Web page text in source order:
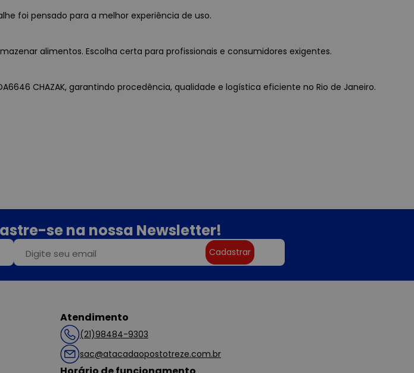
foi pensado para a melhor experiência de uso.
alimentos. Escolha certa para profissionais e consumidores exigentes.
CHAZAK, garantindo procedência, qualidade e logística eficiente no Rio de Janeiro.
se na nossa Newsletter!
Cadastrar
Atendimento
(21)98484-9303
sac@atacadaopostotreze.com.br